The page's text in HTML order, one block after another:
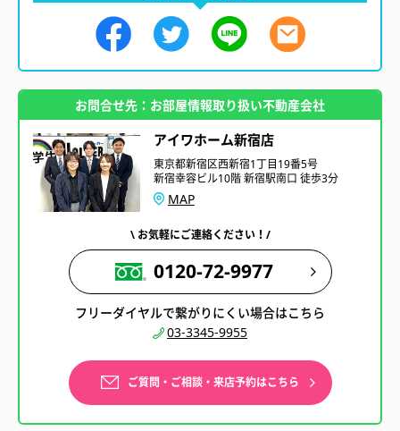
お問合せ先：お部屋情報取り扱い不動産会社
アイワホーム新宿店
東京都新宿区西新宿1丁目19番5号
新宿幸容ビル10階 新宿駅南口 徒歩3分
MAP
\ お気軽にご連絡ください！/
0120-72-9977
フリーダイヤルで繋がりにくい場合はこちら
03-3345-9955
ご質問・ご相談・来店予約はこちら